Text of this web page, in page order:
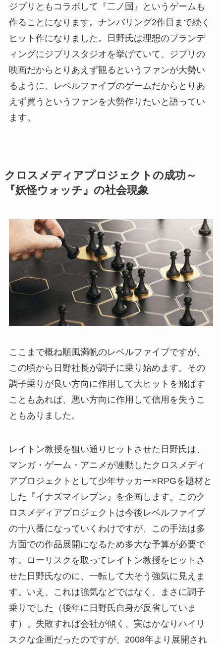
ジブリともコラボして『二ノ国』というゲームも
作ることになります。ナンバリング2作目まで続く
ヒット作になりました。日野氏は理想のブランデ
ィングにジブリスタジオを挙げていて、ジブリの
映画だからとりあえず観るというファンが大勢い
るように、レベルファイブのゲームだからとりあ
えず買うというファンを大勢作りたいと語ってい
ます。
クロスメディアプロジェクトの成功～
『妖怪ウォッチ』の社会現象
ここまで概ね順風満帆のレベルファイブですが、
この頃から日野社長が調子に乗り始めます。その
調子乗りが良い方向に作用して大ヒットを飛ばす
こともあれば、悪い方向に作用して信用を失うこ
ともありました。
レイトン教授を狙い通りヒットさせた日野氏は、
マンガ・ゲーム・アニメが連動したクロスメディ
アプロジェクトとして少年サッカー×RPGを題材と
した『イナズマイレブン』を企画します。このク
ロスメディアプロジェクトは今後レベルファイブ
の十八番になっていくわけですが、この手法は多
方面での作品展開になるため多大な予算が必要で
す。ローリスクを取ってレイトン教授をヒットさ
せた日野氏なのに、一転して大そう強気に見えま
す。いえ、これは強気などではなく、まさに調子
乗りでした（後年に日野氏自身が反省していま
す）。失敗すれば会社が傾く、実はかなりハイリ
スクな企画だったのですが、2008年より展開され